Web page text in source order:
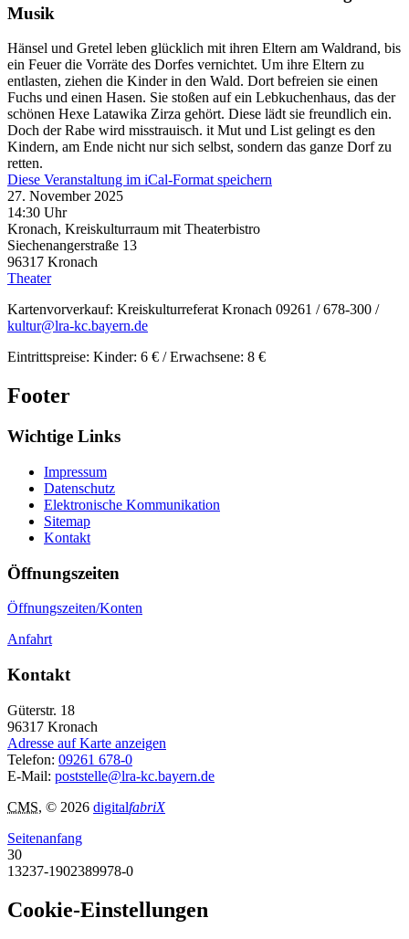
Musik
Hänsel und Gretel leben glücklich mit ihren Eltern am Waldrand, bis
ein Feuer die Vorräte des Dorfes vernichtet. Um ihre Eltern zu
entlasten, ziehen die Kinder in den Wald. Dort befreien sie einen
Fuchs und einen Hasen. Sie stoßen auf ein Lebkuchenhaus, das der
schönen Hexe Latawika Zirza gehört. Diese lädt sie freundlich ein.
Doch der Rabe wird misstrauisch. it Mut und List gelingt es den
Kindern, am Ende nicht nur sich selbst, sondern das ganze Dorf zu
retten.
Diese Veranstaltung im iCal-Format speichern
27. November 2025
14:30 Uhr
Kronach, Kreiskulturraum mit Theaterbistro
Siechenangerstraße 13
96317 Kronach
Theater
Kartenvorverkauf: Kreiskulturreferat Kronach 09261 / 678-300 /
kultur@lra-kc.bayern.de
Eintrittspreise: Kinder: 6 € / Erwachsene: 8 €
Footer
Wichtige Links
Impressum
Datenschutz
Elektronische Kommunikation
Sitemap
Kontakt
Öffnungszeiten
Öffnungszeiten/Konten
Anfahrt
Kontakt
Güterstr. 18
96317 Kronach
Adresse auf Karte anzeigen
Telefon: 09261 678-0
E-Mail: poststelle@lra-kc.bayern.de
CMS, © 2026 digitalfabriX
Seitenanfang
30
13237-1902389978-0
Cookie-Einstellungen